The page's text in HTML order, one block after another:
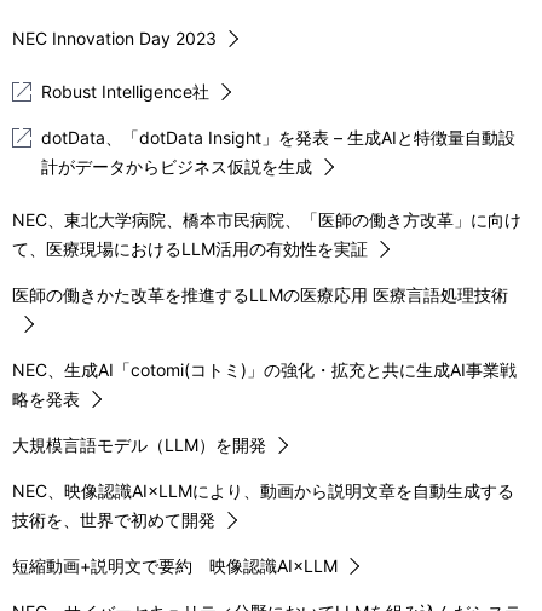
NEC Innovation Day 2023
Robust Intelligence社
dotData、「dotData Insight」を発表 – 生成AIと特徴量自動設
計がデータからビジネス仮説を生成
NEC、東北大学病院、橋本市民病院、「医師の働き方改革」に向け
て、医療現場におけるLLM活用の有効性を実証
医師の働きかた改革を推進するLLMの医療応用 医療言語処理技術
NEC、生成AI「cotomi(コトミ)」の強化・拡充と共に生成AI事業戦
略を発表
大規模言語モデル（LLM）を開発
NEC、映像認識AI×LLMにより、動画から説明文章を自動生成する
技術を、世界で初めて開発
短縮動画+説明文で要約 映像認識AI×LLM